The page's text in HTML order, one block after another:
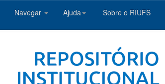
Navegar Ajuda Sobre o RIUFS